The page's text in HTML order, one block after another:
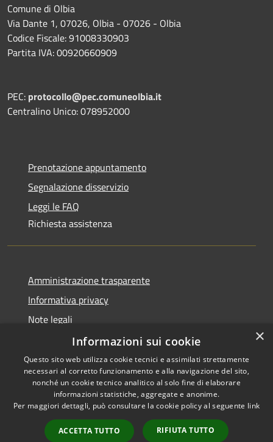
Comune di Olbia
Via Dante 1, 07026, Olbia - 07026 - Olbia
Codice Fiscale: 91008330903
Partita IVA: 00920660909
PEC: protocollo@pec.comuneolbia.it
Centralino Unico: 078952000
Prenotazione appuntamento
Segnalazione disservizio
Leggi le FAQ
Richiesta assistenza
Amministrazione trasparente
Informativa privacy
Note legali
Dichiarazione di accessibilità
RSS
Accessibilità
Copyright © 2026 • Comune di
Municipium•
Accesso
×
Informazioni sui cookie
Questo sito web utilizza cookie tecnici e assimilati strettamente
necessari al corretto funzionamento e alla navigazione del sito,
nonché un cookie tecnico analitico al solo fine di elaborare
informazioni statistiche, aggregate e anonime.
Per maggiori dettagli, può consultare la cookie policy al seguente link
ACCETTA TUTTO RIFIUTA TUTTO